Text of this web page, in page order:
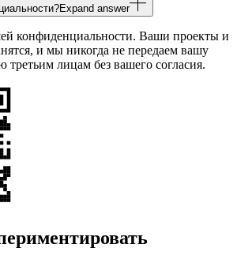
Expand answer
конфиденциальности. Ваши проекты и
и мы никогда не передаем вашу
лицам без вашего согласия.